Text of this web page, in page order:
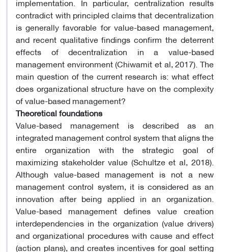
contradict with principled claims that decentralization
is generally favorable for value-based management,
and recent qualitative findings confirm the deterrent
effects of decentralization in a value-based
management environment (Chiwamit et al, 2017). The
main question of the current research is: what effect
does organizational structure have on the complexity
of value-based management?
Theoretical foundations
Value-based management is described as an
integrated management control system that aligns the
entire organization with the strategic goal of
maximizing stakeholder value (Schultze et al, 2018).
Although value-based management is not a new
management control system, it is considered as an
innovation after being applied in an organization.
Value-based management defines value creation
interdependencies in the organization (value drivers)
and organizational procedures with cause and effect
(action plans), and creates incentives for goal setting